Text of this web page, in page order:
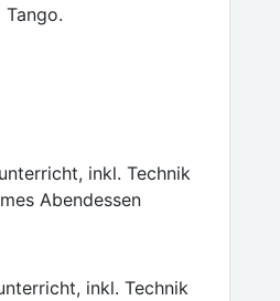
Tango.
inkl. Technik
Abendessen
inkl. Technik